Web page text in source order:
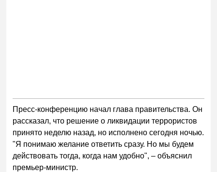
Пресс-конференцию начал глава правительства. Он
рассказал, что решение о ликвидации террористов
принято неделю назад, но исполнено сегодня ночью.
"Я понимаю желание ответить сразу. Но мы будем
действовать тогда, когда нам удобно", – объяснил
премьер-министр.